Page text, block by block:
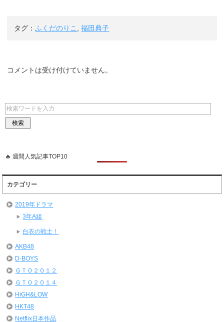
タグ：ふくだのりこ ,福田典子
コメントは受け付けていません。
🔥 週間人気記事TOP10
カテゴリー
2019年ドラマ
3年A組
白衣の戦士！
AKB48
D-BOYS
ＧＴＯ２０１２
ＧＴＯ２０１４
HiGH&LOW
HKT48
Netflix日本作品